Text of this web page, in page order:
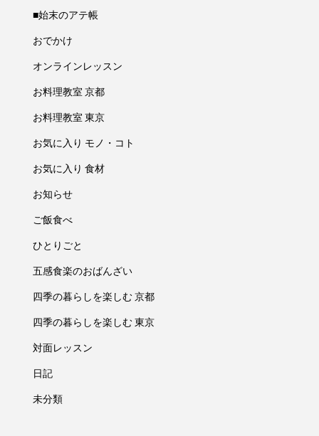
■始末のアテ帳
おでかけ
オンラインレッスン
お料理教室 京都
お料理教室 東京
お気に入り モノ・コト
お気に入り 食材
お知らせ
ご飯食べ
ひとりごと
五感食楽のおばんざい
四季の暮らしを楽しむ 京都
四季の暮らしを楽しむ 東京
対面レッスン
日記
未分類